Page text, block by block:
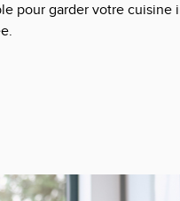
pour garder votre cuisine